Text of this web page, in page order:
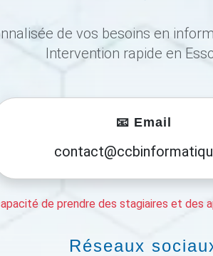
de vos besoins en
Intervention rapide en
📧 Email
de prendre des stagiaires et des
Réseaux